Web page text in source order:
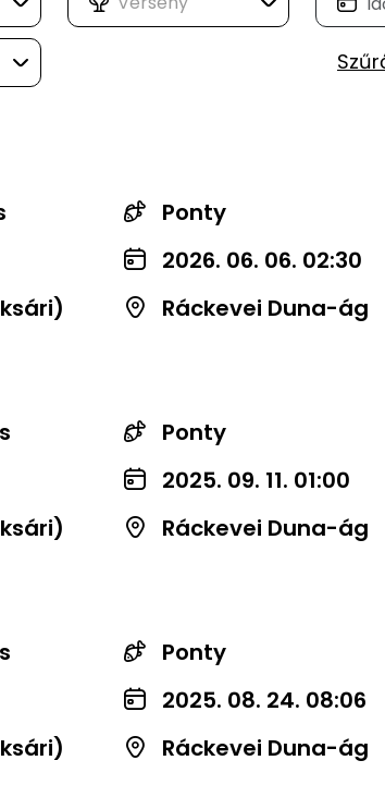
Ponty
2026. 06. 06. 02:30
Ráckevei Duna-ág
Ponty
2025. 09. 11. 01:00
Ráckevei Duna-ág
Ponty
2025. 08. 24. 08:06
Ráckevei Duna-ág